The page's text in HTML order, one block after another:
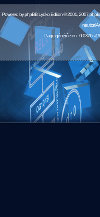
Powered byphpBBLyoko Edition © 2001, 2007
Page générée en : 0.0376s